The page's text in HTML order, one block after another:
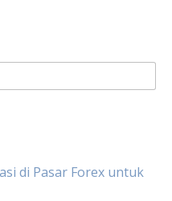
di Pasar Forex untuk